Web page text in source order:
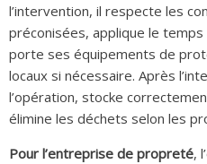
l’intervention, il respecte les
préconisées, applique le
porte ses équipements de
locaux si nécessaire. Après
l’opération, stocke
élimine les déchets selon les
Pour l’entreprise de propreté,